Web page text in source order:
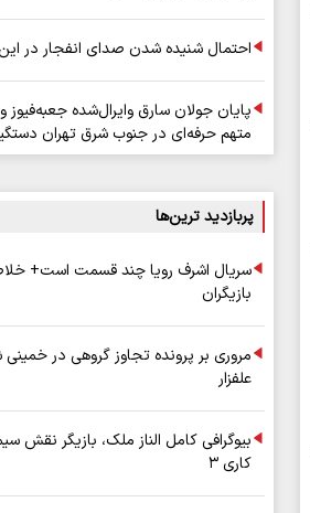
احتمال شنیده شدن صدای انفجار در
متهم حرفه‌ای در جنوب شرق تهران
پربازدید ترین‌ها
سریال اشرف رویا چند قسمت است+
بازیگران
مروری بر پرونده تجاوز گروهی در
علفزار
بیوگرافی کامل الناز ملک، بازیگر نقش
کاری ۳